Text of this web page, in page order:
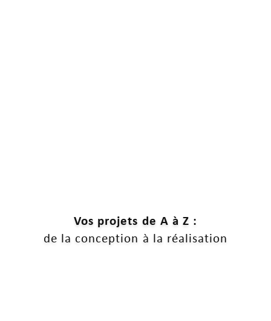
Vos projets de A à Z :
de la conception à la réalisation